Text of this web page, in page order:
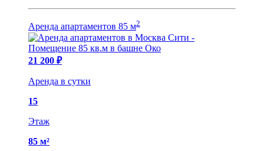
Аренда апартаментов 85 м2
21 200 ₽
Аренда в сутки
15
Этаж
85 м²